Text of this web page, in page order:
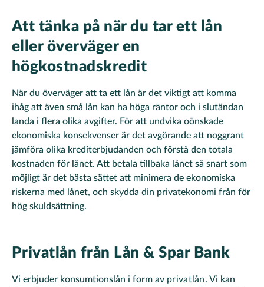
Att tänka på när du tar ett lån
eller överväger en
högkostnadskredit
När du överväger att ta ett lån är det viktigt att komma
ihåg att även små lån kan ha höga räntor och i slutändan
landa i flera olika avgifter. För att undvika oönskade
ekonomiska konsekvenser är det avgörande att noggrant
jämföra olika krediterbjudanden och förstå den totala
kostnaden för lånet. Att betala tillbaka lånet så snart som
möjligt är det bästa sättet att minimera de ekonomiska
riskerna med lånet, och skydda din privatekonomi från för
hög skuldsättning.
Privatlån från Lån & Spar Bank
Vi erbjuder konsumtionslån i form av privatlån. Vi kan